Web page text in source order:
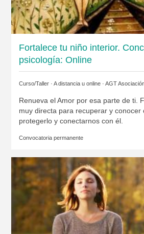
Fortalece tu niño interior.
psicología: Online
Curso/Taller · A distancia u online · AGT
Renueva el Amor por esa parte de ti.
muy directa para recuperar y conocer
protegerlo y conectarnos con él.
Convocatoria permanente